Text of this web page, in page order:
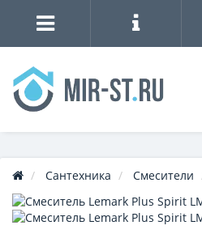
Сантехника Смесители